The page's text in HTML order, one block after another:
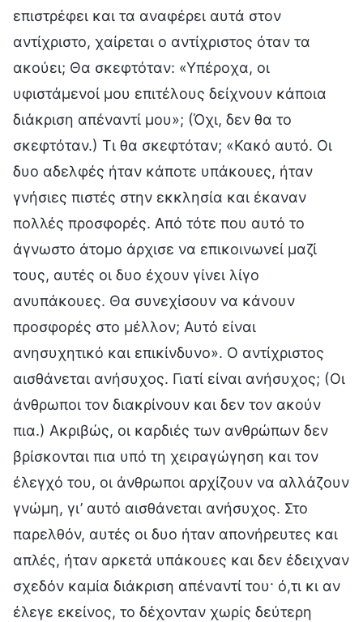
επιστρέφει και τα αναφέρει αυτά στον
αντίχριστο, χαίρεται ο αντίχριστος όταν τα
ακούει; Θα σκεφτόταν: «Υπέροχα, οι
υφιστάμενοί μου επιτέλους δείχνουν κάποια
διάκριση απέναντί μου»; (Όχι, δεν θα το
σκεφτόταν.) Τι θα σκεφτόταν; «Κακό αυτό. Οι
δυο αδελφές ήταν κάποτε υπάκουες, ήταν
γνήσιες πιστές στην εκκλησία και έκαναν
πολλές προσφορές. Από τότε που αυτό το
άγνωστο άτομο άρχισε να επικοινωνεί μαζί
τους, αυτές οι δυο έχουν γίνει λίγο
ανυπάκουες. Θα συνεχίσουν να κάνουν
προσφορές στο μέλλον; Αυτό είναι
ανησυχητικό και επικίνδυνο». Ο αντίχριστος
αισθάνεται ανήσυχος. Γιατί είναι ανήσυχος; (Οι
άνθρωποι τον διακρίνουν και δεν τον ακούν
πια.) Ακριβώς, οι καρδιές των ανθρώπων δεν
βρίσκονται πια υπό τη χειραγώγηση και τον
έλεγχό του, οι άνθρωποι αρχίζουν να αλλάζουν
γνώμη, γι’ αυτό αισθάνεται ανήσυχος. Στο
παρελθόν, αυτές οι δυο ήταν απονήρευτες και
απλές, ήταν αρκετά υπάκουες και δεν έδειχναν
σχεδόν καμία διάκριση απέναντί του· ό,τι κι αν
έλεγε εκείνος, το δέχονταν χωρίς δεύτερη